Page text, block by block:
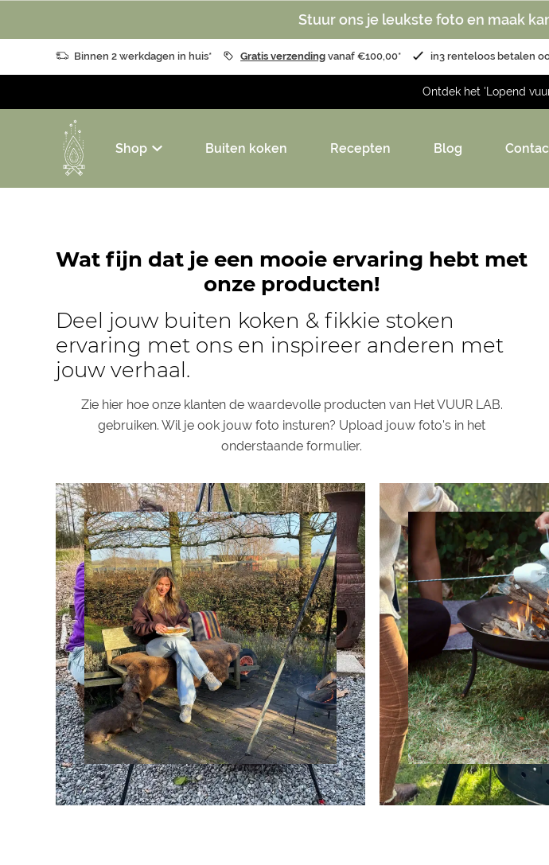
Stuur ons je leukste foto en maak
Binnen 2 werkdagen in huis* Gratis verzending vanaf €100,00* in3 renteloos betalen
Ontdek het 'Lopend
Shop Buiten koken Recepten Blog
Wat fijn dat je een mooie ervaring hebt met
onze producten!
Deel jouw buiten koken & fikkie stoken
ervaring met ons en inspireer anderen met
jouw verhaal.
Zie hier hoe onze klanten de waardevolle producten van Het VUUR LAB.
gebruiken. Wil je ook jouw foto insturen? Upload jouw foto's in het
onderstaande formulier.
@klantnaam